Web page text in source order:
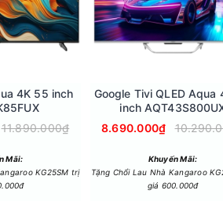
4K 55 inch
11.890.000₫
Mãi:
KG25SM trị
Google Tivi QLED Aqua
inch
8.690.000₫
Khuyến Mãi:
Tặng Chổi Lau Nhà Kangaroo
giá 600.000đ